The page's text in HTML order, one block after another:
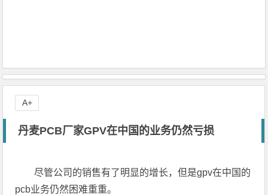
丹麦PCB厂家GPV在中国的业务仍然亏损
尽管公司的销售有了明显的增长，但是gpv在中国的
pcb业务仍然困难重重。
A+